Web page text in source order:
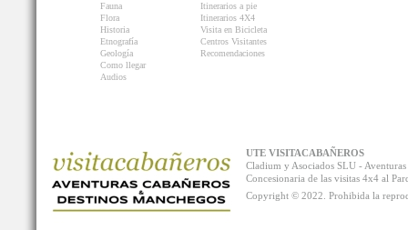
Fauna
Flora
Historia
Etnografía
Geología
Como llegar
Audios
Itinerarios a pie
Itinerarios 4X4
Visita en Bicicleta
Centros Visitantes
Recomendaciones
UTE VISITACABAÑEROS
Cladium y Asociados SLU -
Concesionaria de las visitas 4x4 al
Copyright © 2022. Prohibida la